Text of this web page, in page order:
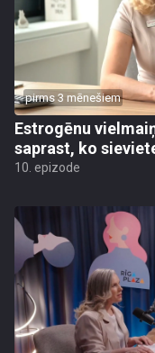
pirms 3 mēnešiem
Estrogēnu
saprast, ko
10. epizode